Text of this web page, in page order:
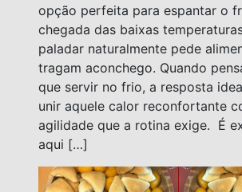
opção perfeita para espantar o
chegada das baixas
paladar naturalmente pede
tragam aconchego. Quando
que servir no frio, a resposta
unir aquele calor reconfortante
agilidade que a rotina exige. É
aqui […]